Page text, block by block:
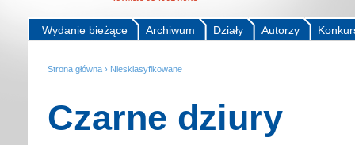
Autorzy
Działy
Archiwum
Wydanie bieżące
Strona główna › Niesklasyfikowane
Czarne dziury